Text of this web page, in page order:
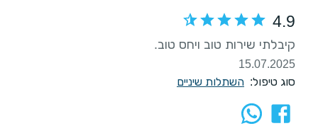
4.9
קיבלתי שירות טוב ויחס טוב.
15.07.2025
סוג טיפול: השתלות שיניים